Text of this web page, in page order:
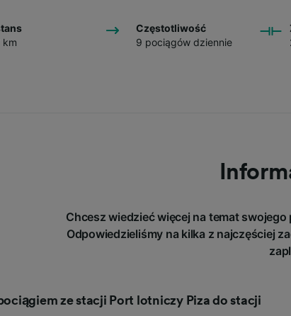
km
Częstotliwość
9 pociągów dziennie
Chcesz wiedzieć więcej na temat
Odpowiedzieliśmy na kilka z najczęściej
ze stacji Port lotniczy Piza do stacji